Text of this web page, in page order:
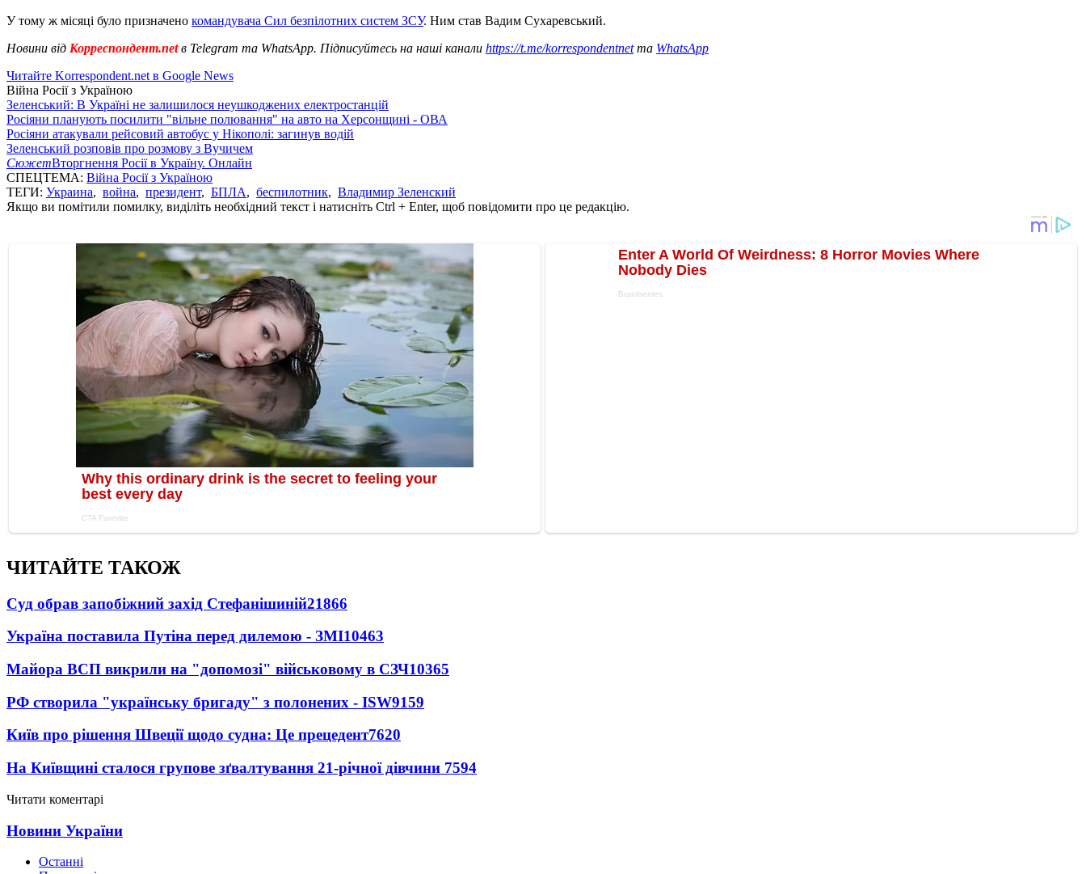
У тому ж місяці було призначено командувача Сил безпілотних систем ЗСУ. Ним став Вадим Сухаревський.
Новини від Корреспондент.netв Telegram та WhatsApp. Підписуйтесь на наші канали https://t.me/korrespondentnetта WhatsApp
Читайте Korrespondent.net в Google News
Війна Росії з Україною
Зеленський: В Україні не залишилося неушкоджених електростанцій
Росіяни планують посилити "вільне полювання" на авто на Херсонщині - ОВА
Росіяни атакували рейсовий автобус у Нікополі: загинув водій
Зеленський розповів про розмову з Вучичем
СюжетВторгнення Росії в Україну. Онлайн
СПЕЦТЕМА: Війна Росії з Україною
ТЕГИ: Украина, война, президент, БПЛА, беспилотник, Владимир Зеленский
Якщо ви помітили помилку, виділіть необхідний текст і натисніть Ctrl + Enter, щоб повідомити про це редакцію.
ЧИТАЙТЕ ТАКОЖ
Суд обрав запобіжний захід Стефанішиній21866
Україна поставила Путіна перед дилемою - ЗМІ10463
Майора ВСП викрили на "допомозі" військовому в СЗЧ10365
РФ створила "українську бригаду" з полонених - ISW9159
Київ про рішення Швеції щодо судна: Це прецедент7620
На Київщині сталося групове зґвалтування 21-річної дівчини 7594
Читати коментарі
Новини України
Останні